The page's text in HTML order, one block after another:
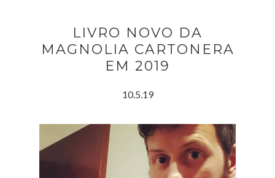
LIVRO NOVO DA
MAGNOLIA CARTONERA
EM 2019
10.5.19